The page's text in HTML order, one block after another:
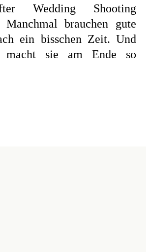
Wedding Shooting
Manchmal brauchen gute
ein bisschen Zeit. Und
macht sie am Ende so